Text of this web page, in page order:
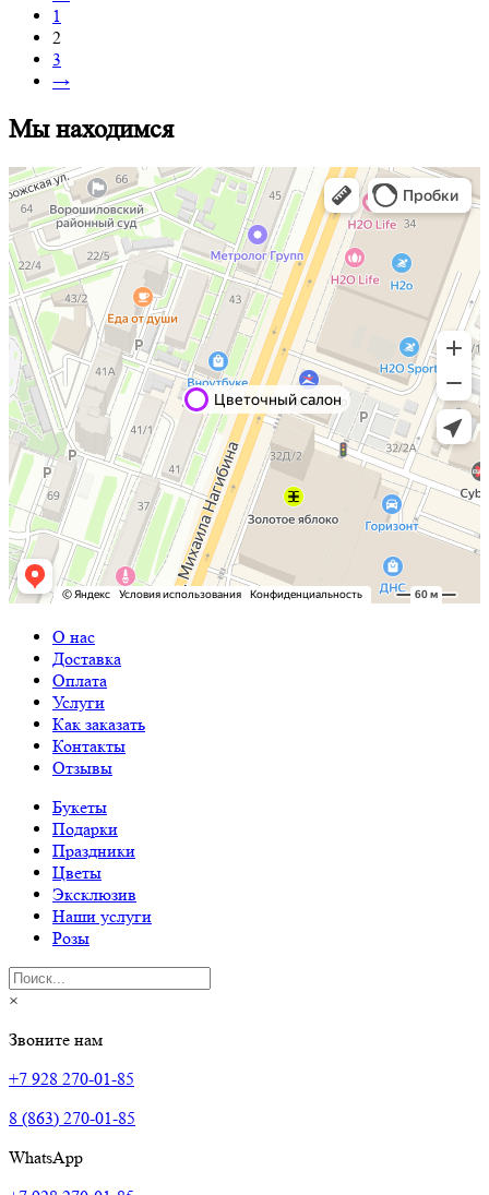
1
2
3
→
Мы находимся
О нас
Доставка
Оплата
Услуги
Как заказать
Контакты
Отзывы
Букеты
Подарки
Праздники
Цветы
Эксклюзив
Наши услуги
Розы
×
Звоните нам
+7 928 270-01-85
8 (863) 270-01-85
WhatsApp